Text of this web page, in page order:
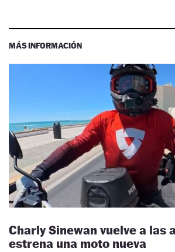
MÁS INFORMACIÓN
Charly Sinewan vuelve a las
estrena una moto nueva